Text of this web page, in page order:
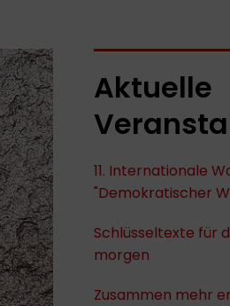
Aktuelle
11. Internationale
"Demokratischer
Schlüsseltexte für
morgen
Zusammen mehr